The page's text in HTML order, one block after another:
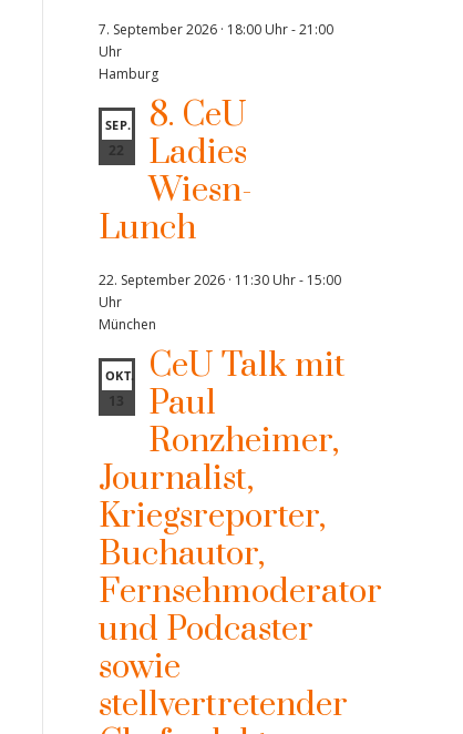
7. September 2026 · 18:00 Uhr-21:00
Uhr
Hamburg
SEP.
22
8. CeU
Ladies
Wiesn-
Lunch
22. September 2026 · 11:30 Uhr- 15:00
Uhr
München
OKT.
13
CeU Talk mit
Paul
Ronzheimer,
Journalist,
Kriegsreporter,
Buchautor,
Fernsehmoderator
und Podcaster
sowie
stellvertretender